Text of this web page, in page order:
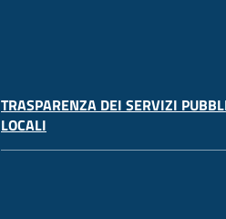
TRASPARENZA DEI SERVIZI
LOCALI